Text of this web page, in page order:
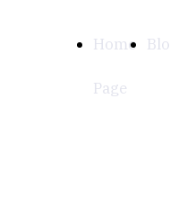
Home
Page